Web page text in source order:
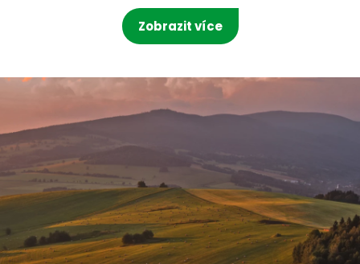
Zobrazit více